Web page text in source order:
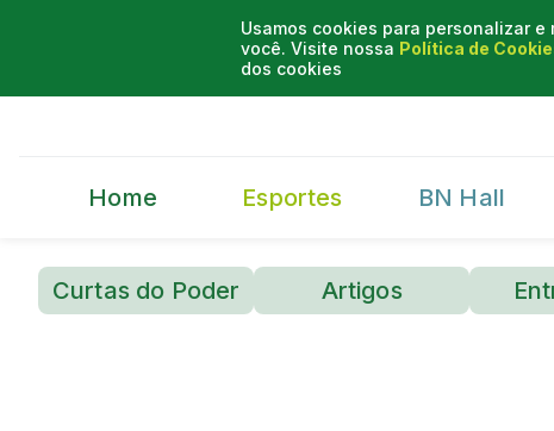
Usamos cookies para personalizar
você. Visite nossa Política de
dos cookies
Home Esportes BN Hall
Curtas do Poder Artigos